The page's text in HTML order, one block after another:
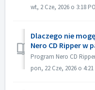
wt, 2 Cze, 2026 o 3:18
Dlaczego nie
Nero CD Ripper w
pon, 22 Cze, 2026 o